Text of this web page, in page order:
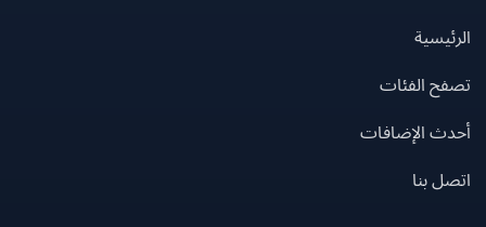
الفئات
الإضافات
بنا